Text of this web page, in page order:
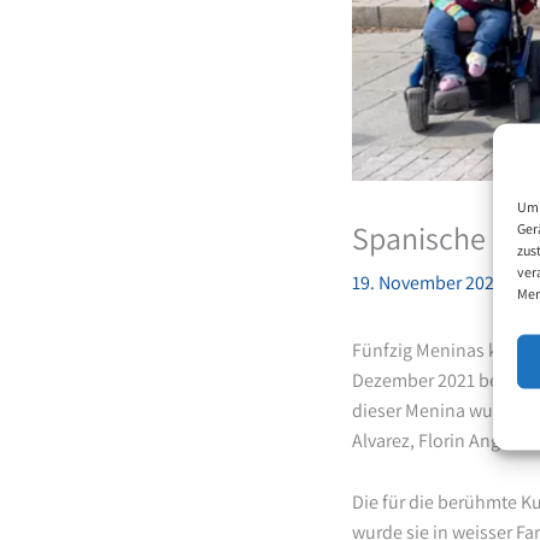
Spanische
19. November 2021
Fünfzig Meninas
Dezember 2021 beim
dieser Menina wurde
Alvarez, Florin Anghel
Die für die berühmte
wurde sie in weisser